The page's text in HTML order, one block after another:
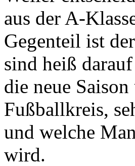
aus der A-
Gegenteil ist
sind heiß
die neue
Fußballkreis,
und welche
wird.